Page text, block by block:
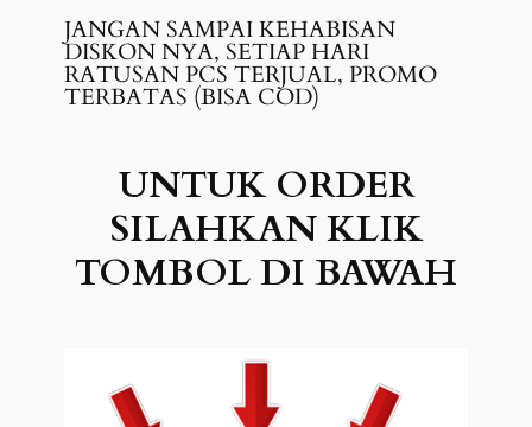
JANGAN SAMPAI KEHABISAN
DISKON NYA, SETIAP HARI
RATUSAN PCS TERJUAL, PROMO
TERBATAS (BISA COD)
UNTUK ORDER
SILAHKAN KLIK
TOMBOL DI BAWAH